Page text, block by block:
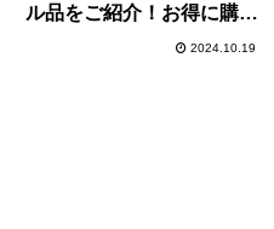
ル品をご紹介！お得に購入
2024.10.19